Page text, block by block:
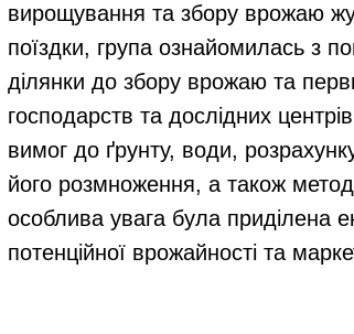
вирощування та збору врожаю
поїздки, група ознайомилась з
ділянки до збору врожаю та
господарств та дослідних
вимог до ґрунту, води,
його розмноження, а також
особлива увага була приділена
потенційної врожайності та